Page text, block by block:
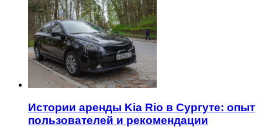
Истории аренды Kia Rio в Сургуте: опыт
пользователей и рекомендации